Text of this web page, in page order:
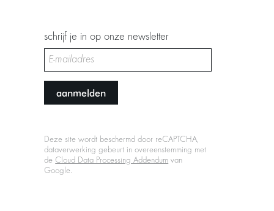
schrijf je in op onze newsletter
aanmelden
Deze site wordt beschermd door reCAPTCHA,
dataverwerking gebeurt in overeenstemming met
de Cloud Data Processing Addendum van
Google.